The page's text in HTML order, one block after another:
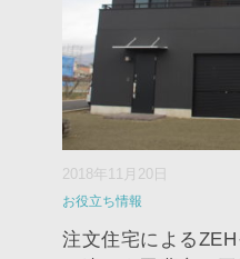
2018年11月20日
お役立ち情報
注文住宅による